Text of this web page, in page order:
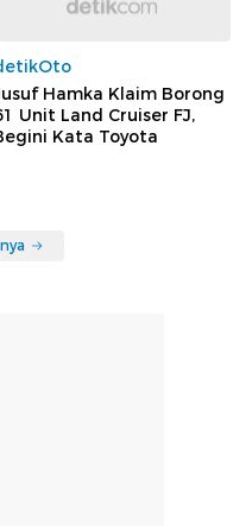
Hamka Klaim Borong
Unit Land Cruiser FJ,
Kata Toyota